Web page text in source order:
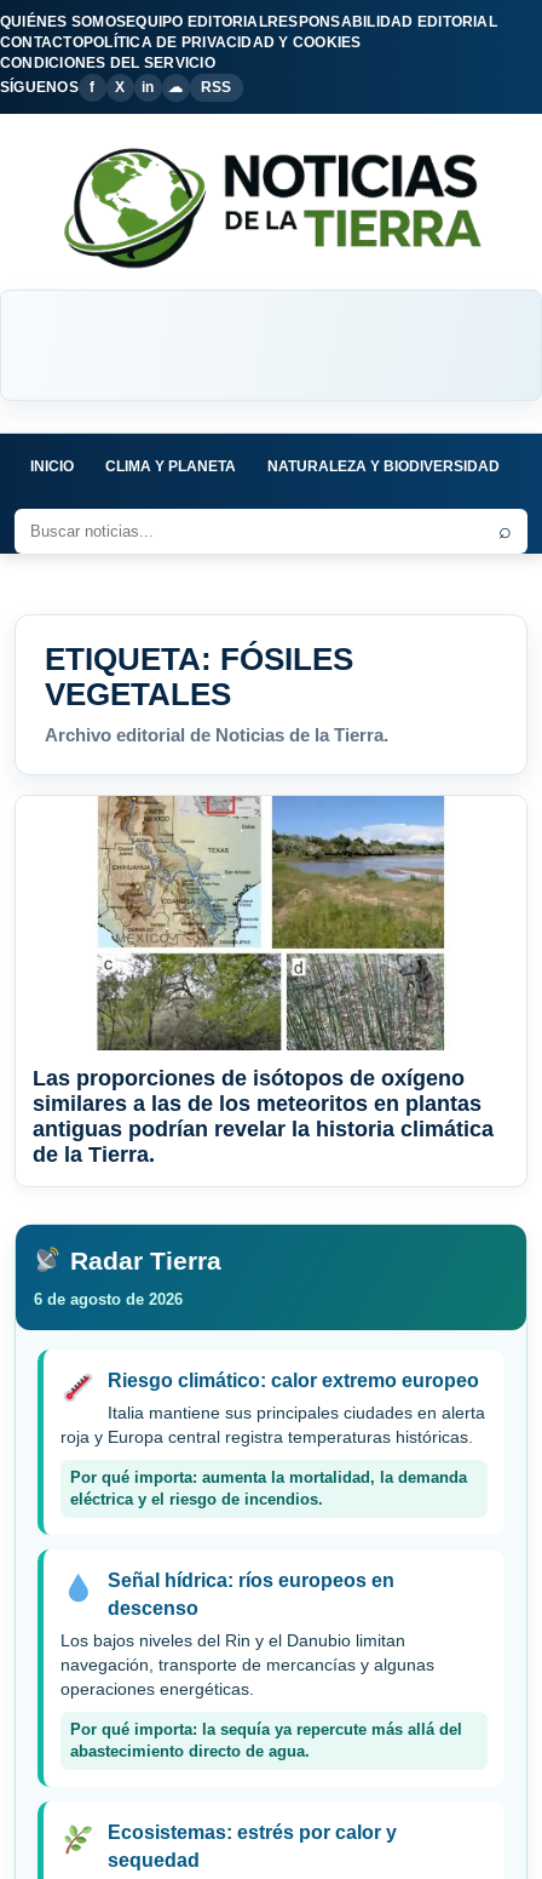
QUIÉNES SOMOSEQUIPO EDITORIALRESPONSABILIDAD EDITORIAL
CONTACTOPOLÍTICA DE PRIVACIDAD Y COOKIES
CONDICIONES DEL SERVICIO
SÍGUENOS
f X in ☁ RSS
INICIO CLIMA Y PLANETA NATURALEZA Y BIODIVERSIDAD
⌕
ETIQUETA: FÓSILES
VEGETALES
Archivo editorial de Noticias de la Tierra.
Las proporciones de isótopos de oxígeno
similares a las de los meteoritos en plantas
antiguas podrían revelar la historia climática
de la Tierra.
Radar Tierra
6 de agosto de 2026
Riesgo climático: calor extremo europeo
Italia mantiene sus principales ciudades en alerta
roja y Europa central registra temperaturas históricas.
Por qué importa: aumenta la mortalidad, la demanda
eléctrica y el riesgo de incendios.
Señal hídrica: ríos europeos en
descenso
Los bajos niveles del Rin y el Danubio limitan
navegación, transporte de mercancías y algunas
operaciones energéticas.
Por qué importa: la sequía ya repercute más allá del
abastecimiento directo de agua.
Ecosistemas: estrés por calor y
sequedad